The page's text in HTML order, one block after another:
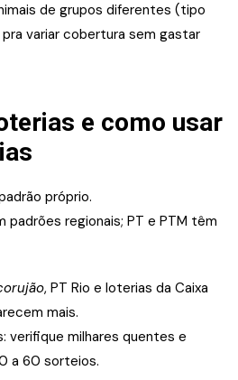
de grupos diferentes (tipo
variar cobertura sem gastar
e como usar
próprio.
regionais; PT e PTM têm
, PT Rio e loterias da Caixa
mais.
verifique milhares quentes e
a 60 sorteios.